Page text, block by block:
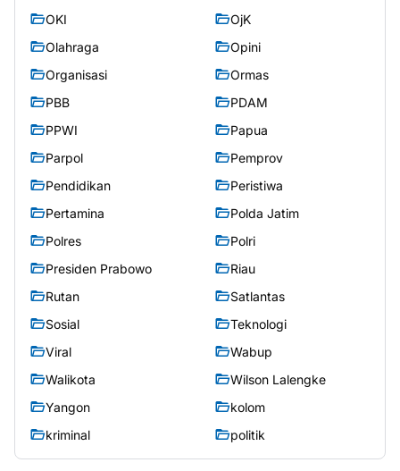
OKI
OjK
Olahraga
Opini
Organisasi
Ormas
PBB
PDAM
PPWI
Papua
Parpol
Pemprov
Pendidikan
Peristiwa
Pertamina
Polda Jatim
Polres
Polri
Presiden Prabowo
Riau
Rutan
Satlantas
Sosial
Teknologi
Viral
Wabup
Walikota
Wilson Lalengke
Yangon
kolom
kriminal
politik